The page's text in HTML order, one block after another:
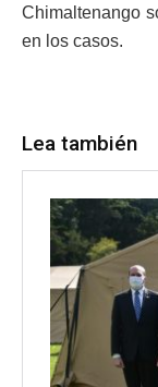
Chimaltenango
en los casos.
Lea también